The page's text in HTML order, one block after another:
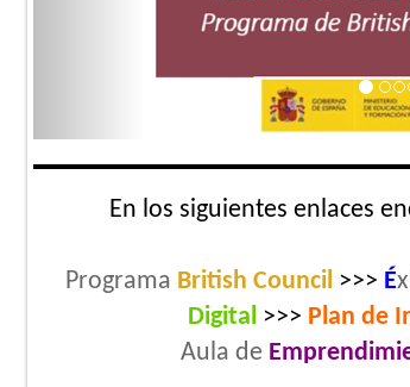
En los siguientes enlaces
Programa British Council >>> É
Digital >>> Plan de
Aula de